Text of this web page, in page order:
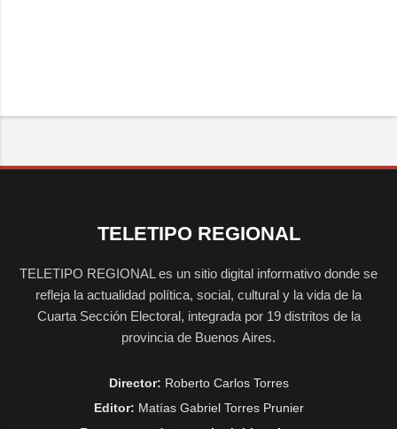
TELETIPO REGIONAL
TELETIPO REGIONAL es un sitio digital informativo donde se
refleja la actualidad política, social, cultural y la vida de la
Cuarta Sección Electoral, integrada por 19 distritos de la
provincia de Buenos Aires.
Director: Roberto Carlos Torres
Editor: Matías Gabriel Torres Prunier